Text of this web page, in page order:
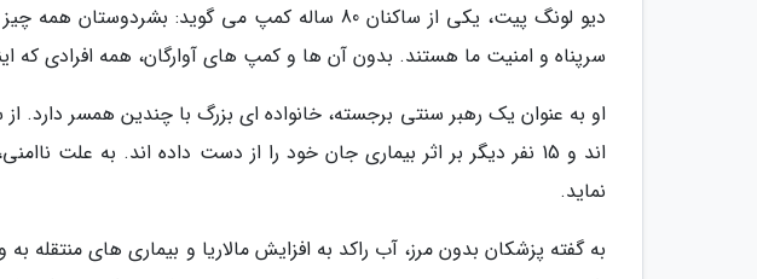
دیو لونگ پیت، یکی از ساکنان 80 ساله کمپ می گوید:
سرپناه و امنیت ما هستند. بدون آن ها و کمپ های آوارگان، همه افرادی که
اند و 15 نفر دیگر بر اثر بیماری جان خود را از دست داده اند. به علت
نماید.
به گفته پزشکان بدون مرز، آب راکد به افزایش مالاریا و بیماری های منتقله